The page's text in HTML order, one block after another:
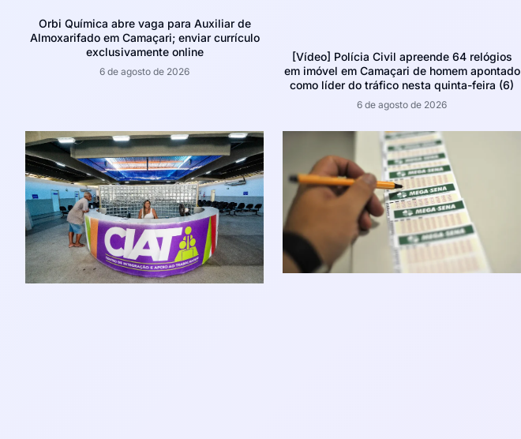
Orbi Química abre vaga para Auxiliar de
Almoxarifado em Camaçari; enviar currículo
exclusivamente online
6 de agosto de 2026
[Vídeo] Polícia Civil apreende 64 relógios
em imóvel em Camaçari de homem apontado
como líder do tráfico nesta quinta-feira (6)
6 de agosto de 2026